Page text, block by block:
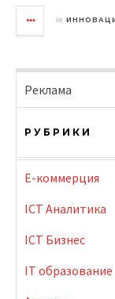
in
Реклама
РУБРИКИ
E-коммерция
ICT Аналитика
ICT Бизнес
IT образование